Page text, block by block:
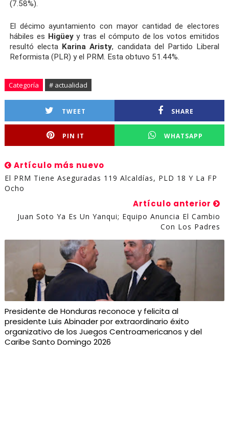
(7.58%).
El décimo ayuntamiento con mayor cantidad de electores
hábiles es Higüeyy tras el cómputo de los votos emitidos
resultó electa Karina Aristy, candidata del Partido Liberal
Reformista (PLR) y el PRM. Esta obtuvo 51.44%.
Categoría # actualidad
TWEET SHARE
PIN IT WHATSAPP
Artículo más nuevo
El PRM Tiene Aseguradas 119 Alcaldías, PLD 18 Y La FP
Ocho
Artículo anterior
Juan Soto Ya Es Un Yanqui; Equipo Anuncia El Cambio
Con Los Padres
Presidente de Honduras reconoce y felicita al
presidente Luis Abinader por extraordinario éxito
organizativo de los Juegos Centroamericanos y del
Caribe Santo Domingo 2026